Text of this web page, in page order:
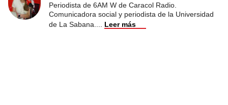
Periodista de 6AM W de Caracol Radio.
Comunicadora social y periodista de la Universidad
de La Sabana.
Leer más